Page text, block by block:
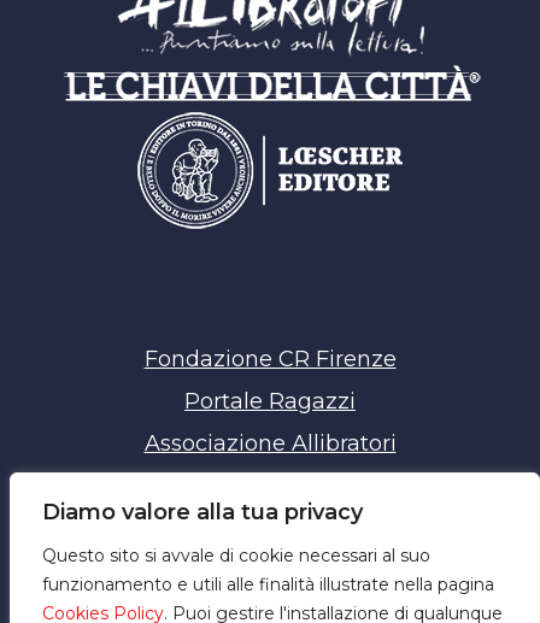
Diamo valore alla tua privacy
Questo sito si avvale di cookie necessari al suo
funzionamento e utili alle finalità illustrate nella pagina
Cookies Policy. Puoi gestire l'installazione di qualunque
Fondazione CR Firenze
Portale Ragazzi
Associazione Allibratori
Privacy policy
Cookie policy